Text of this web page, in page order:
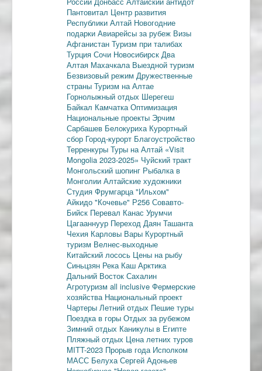
Пантовитал Центр развития
Республики Алтай Новогодние
подарки Авиарейсы за рубеж Визы
Афганистан Туризм при талибах
Турция Сочи Новосибирск Два
Алтая Махачкала Выездной туризм
Безвизовый режим Дружественные
страны Туризм на Алтае
Горнолыжный отдых Шерегеш
Байкал КамчаткаОптимизация
Национальные проекты Эрчим
Сарбашев Белокуриха Курортный
сбор Город-курорт Благоустройство
Терренкуры Туры на Алтай «Visit
Mongolia 2023-2025» Чуйский тракт
Монгольский шопинг Рыбалка в
Монголии Алтайские художники
Студия Фрумгарца"Ильхом"
Айкидо "Кочевье" Р256 Совавто-
Бийск Перевал Канас Урумчи
Цагааннуур Переход Даян Ташанта
Чехия Карловы Вары Курортный
туризм Велнес-выходные
Китайский лосось Цены на рыбу
Синьцзян Река Каш Арктика
Дальний Восток Сахалин
Агротуризм all inclusive Фермерские
хозяйства Национальный проект
Чартеры Летний отдых Пешие туры
Поездка в горы Отдых за рубежом
Зимний отдых Каникулы в Египте
Пляжный отдых Цена летних туров
MITT-2023 Прорыв года Исполком
МАСС БелухаСергей Адоньев